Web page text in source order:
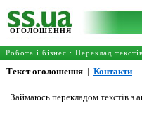
ОГОЛОШЕННЯ
Робота і бізнес : Переклад текстів
Текст оголошення | Контакти
Займаюсь перекладом текстів з